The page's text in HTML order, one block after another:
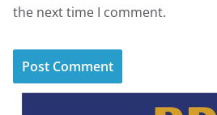
the next time I comment.